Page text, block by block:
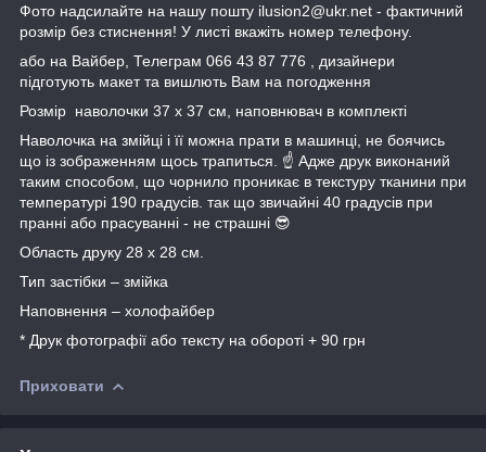
Фото надсилайте на нашу пошту ilusion2@ukr.net - фактичний
розмір без стиснення! У листі вкажіть номер телефону.
або на Вайбер, Телеграм 066 43 87 776 , дизайнери
підготують макет та вишлють Вам на погодження
Розмір наволочки 37 х 37 см, наповнювач в комплекті
Наволочка на змійці і її можна прати в машинці, не боячись
що із зображенням щось трапиться. ☝️ Адже друк виконаний
таким способом, що чорнило проникає в текстуру тканини при
температурі 190 градусів. так що звичайні 40 градусів при
пранні або прасуванні - не страшні 😎
Область друку 28 х 28 см.
Тип застібки – змійка
Наповнення – холофайбер
* Друк фотографії або тексту на обороті + 90 грн
Приховати